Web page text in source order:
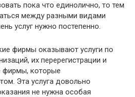
пока что единолично, то тем
между разными видами
услуг нужно постепенно.
фирмы оказывают услуги по
их перерегистрации и
фирмы, которые
Эта услуга довольно
не нужна особая